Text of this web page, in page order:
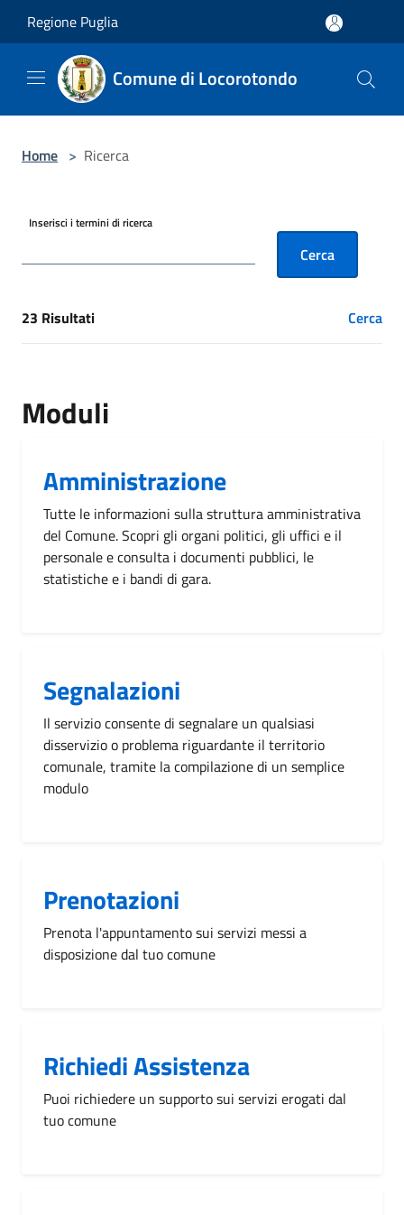
Regione Puglia
Comune di Locorotondo
Home > Ricerca
Inserisci i termini di ricerca
Cerca
[results] Risultati
23 Risultati Cerca
Moduli
Amministrazione
Tutte le informazioni sulla struttura amministrativa
del Comune. Scopri gli organi politici, gli uffici e il
personale e consulta i documenti pubblici, le
statistiche e i bandi di gara.
Segnalazioni
Il servizio consente di segnalare un qualsiasi
disservizio o problema riguardante il territorio
comunale, tramite la compilazione di un semplice
modulo
Prenotazioni
Prenota l'appuntamento sui servizi messi a
disposizione dal tuo comune
Richiedi Assistenza
Puoi richiedere un supporto sui servizi erogati dal
tuo comune